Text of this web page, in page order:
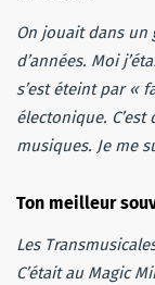
On jouait dans un
d’années. Moi
s’est éteint par «
électonique. C’est
musiques. Je me
Ton meilleur
Les
C’était au Magic